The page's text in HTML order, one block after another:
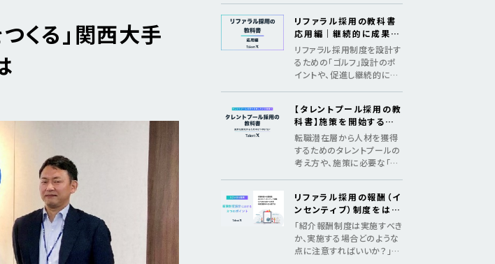
る」――関西大手
リファラル採用の教科書
応用編｜継続的に成果を
出すためのメソッド
リファラル採用制度を設計す
るための「ゴルフ」設計のポ
イントや、促進し継続的に採
フレームワークを紹介
【タレントプール採用の教
科書】施策を開始するた
めの3つのSTEP
転職潜在層から人材を獲得
するためのタレントプールの
考え方や、施策に必要な「デ
化
リファラル採用の報酬（イ
ンセンティブ）制度をはじ
めとした、制度設計のポイ
ント
「紹介報酬制度は実施すべき
か、実施する場合どのような
点に注意すればいいか？」法